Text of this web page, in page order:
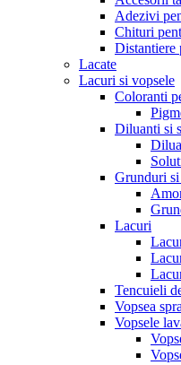
Adezivi
Chituri
Distantiere
Lacate
Lacuri si vopsele
Coloranti
Diluanti si
Grunduri si
Lacuri
Tencuieli
Vopsea
Vopsele